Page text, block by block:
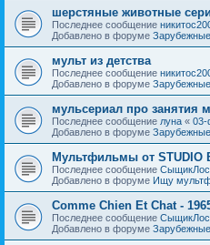
шерстяные животные
Последнее сообщение
Добавлено в форуме
мульт из детства
Последнее сообщение
Добавлено в форуме
мульсериал про занятия
Последнее сообщение луна « 03-
Добавлено в форуме
Мультфильмы от STUDIO
Последнее сообщение
Добавлено в форуме Ищу
Comme Chien Et Chat -
Последнее сообщение
Добавлено в форуме